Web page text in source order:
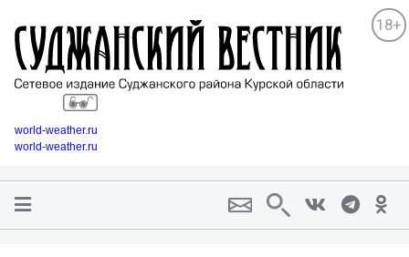
18+
world-weather.ru
world-weather.ru